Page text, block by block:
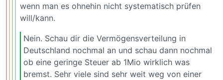
wenn man es ohnehin nicht systematisch prüfen
will/kann.
Nein. Schau dir die Vermögensverteilung in
Deutschland nochmal an und schau dann nochmal
ob eine geringe Steuer ab 1Mio wirklich was
bremst. Sehr viele sind sehr weit weg von einer